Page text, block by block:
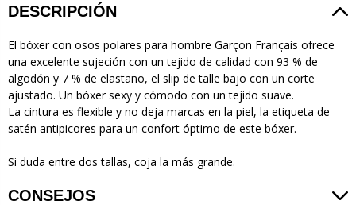
DESCRIPCIÓN
El bóxer con osos polares para hombre Garçon Français ofrece
una excelente sujeción con un tejido de calidad con 93 % de
algodón y 7 % de elastano, el slip de talle bajo con un corte
ajustado. Un bóxer sexy y cómodo con un tejido suave.
La cintura es flexible y no deja marcas en la piel, la etiqueta de
satén antipicores para un confort óptimo de este bóxer.
Si duda entre dos tallas, coja la más grande.
CONSEJOS